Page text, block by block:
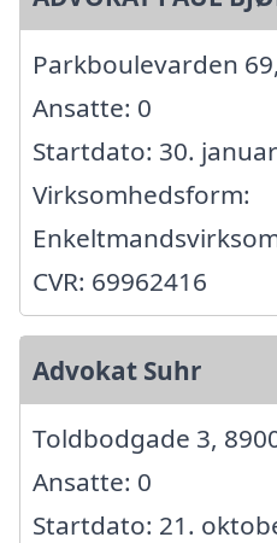
Parkboulevarden
Ansatte: 0
Startdato: 30.
Virksomhedsform:
CVR: 69962416
Advokat Suhr
Toldbodgade 3,
Ansatte: 0
Startdato: 21.